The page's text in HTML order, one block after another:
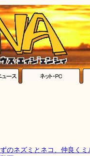
のネズミとネコ、仲良くミ